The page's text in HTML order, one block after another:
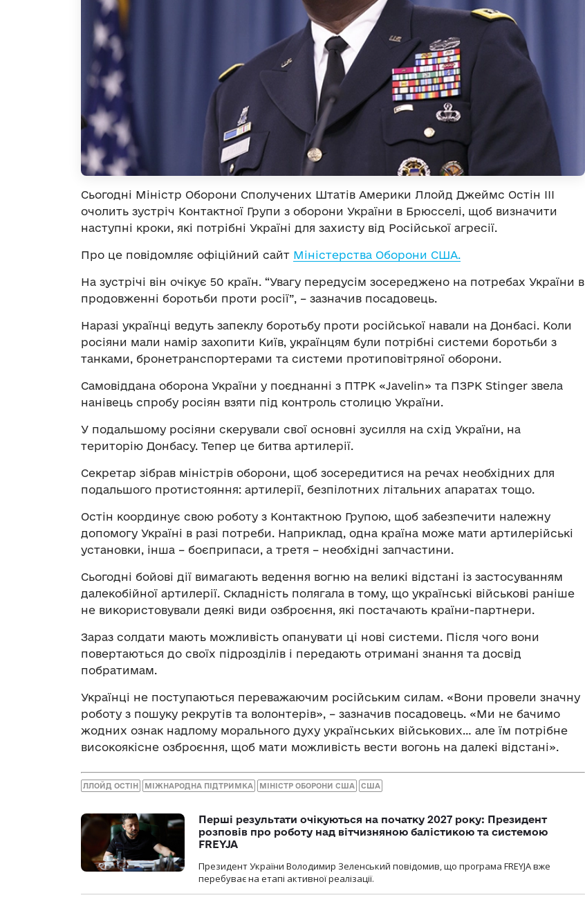
Сьогодні Міністр Оборони Сполучених Штатів Америки Ллойд Джеймс Остін III
очолить зустріч Контактної Групи з оборони України в Брюсселі, щоб визначити
наступні кроки, які потрібні Україні для захисту від Російської агресії.
Про це повідомляє офіційний сайт Міністерства Оборони США.
На зустрічі він очікує 50 країн. “Увагу передусім зосереджено на потребах України в
продовженні боротьби проти росії”, – зазначив посадовець.
Наразі українці ведуть запеклу боротьбу проти російської навали на Донбасі. Коли
росіяни мали намір захопити Київ, українцям були потрібні системи боротьби з
танками, бронетранспортерами та системи протиповітряної оборони.
Самовіддана оборона України у поєднанні з ПТРК «Javelin» та ПЗРК Stinger звела
нанівець спробу росіян взяти під контроль столицю України.
У подальшому росіяни скерували свої основні зусилля на схід України, на
територію Донбасу. Тепер це битва артилерії.
Секретар зібрав міністрів оборони, щоб зосередитися на речах необхідних для
подальшого протистояння: артилерії, безпілотних літальних апаратах тощо.
Остін координує свою роботу з Контактною Групою, щоб забезпечити належну
допомогу Україні в разі потреби. Наприклад, одна країна може мати артилерійські
установки, інша – боєприпаси, а третя – необхідні запчастини.
Сьогодні бойові дії вимагають ведення вогню на великі відстані із застосуванням
далекобійної артилерії. Складність полягала в тому, що українські військові раніше
не використовували деякі види озброєння, які постачають країни-партнери.
Зараз солдати мають можливість опанувати ці нові системи. Після чого вони
повертаються до своїх підрозділів і передають отримані знання та досвід
побратимам.
Українці не поступаються переважаючим російським силам. «Вони провели значну
роботу з пошуку рекрутів та волонтерів», – зазначив посадовець. «Ми не бачимо
жодних ознак надлому морального духу українських військових… але їм потрібне
високоякісне озброєння, щоб мати можливість вести вогонь на далекі відстані».
ЛЛОЙД ОСТІН МІЖНАРОДНА ПІДТРИМКА МІНІСТР ОБОРОНИ США США
Перші результати очікуються на початку 2027 року: Президент
розповів про роботу над вітчизняною балістикою та системою
FREYJA
Президент України Володимир Зеленський повідомив, що програма FREYJA вже
перебуває на етапі активної реалізації.